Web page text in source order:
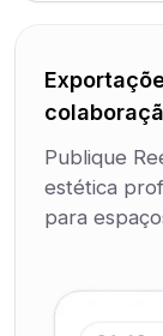
Publique
estética
para